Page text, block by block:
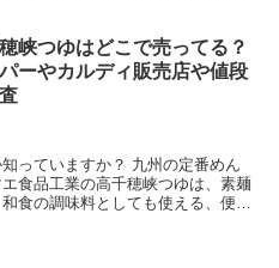
峡つゆはどこで売ってる？
ーやカルディ販売店や値段
っていますか？ 九州の定番めん
食品工業の高千穂峡つゆは、素麺
食の調味料としても使える、便利